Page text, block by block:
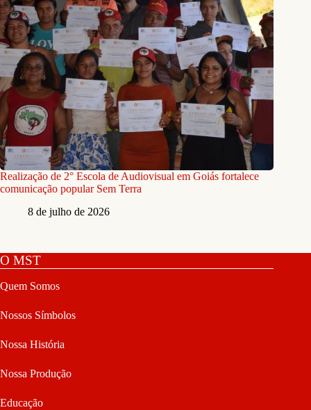
Realização de 2° Escola de Audiovisual em Goiás fortalece
comunicação popular Sem Terra
8 de julho de 2026
O MST
Quem Somos
Nossos Símbolos
Nossa História
Nossa Produção
Educação